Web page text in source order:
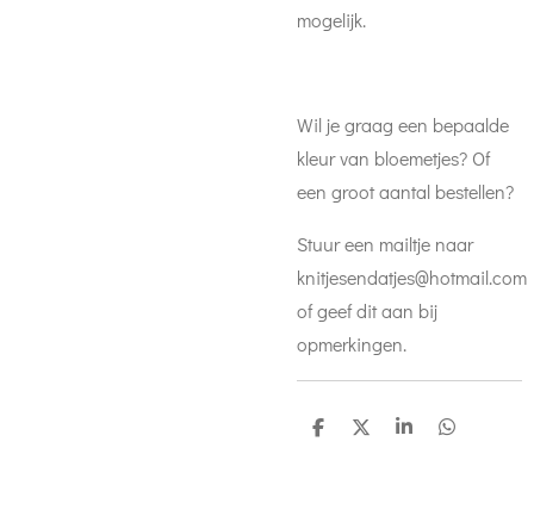
mogelijk.
Wil je graag een bepaalde
kleur van bloemetjes? Of
een groot aantal bestellen?
Stuur een mailtje naar
knitjesendatjes@hotmail.com
of geef dit aan bij
opmerkingen.
D
D
S
D